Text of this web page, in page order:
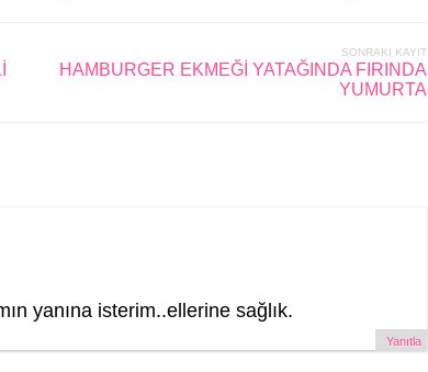
SONRAKI KAYIT
HAMBURGER EKMEĞİ YATAĞINDA FIRINDA
YUMURTA
yanına isterim..ellerine sağlık.
Yanıtla